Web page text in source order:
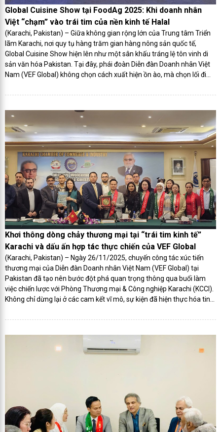
Global Cuisine Show tại FoodAg 2025: Khi doanh nhân
Việt “chạm” vào trái tim của nền kinh tế Halal
(Karachi, Pakistan) – Giữa không gian rộng lớn của Trung tâm Triển
lãm Karachi, nơi quy tụ hàng trăm gian hàng nông sản quốc tế,
Global Cuisine Show hiện lên như một sân khấu tráng lệ tôn vinh di
sản văn hóa Pakistan. Tại đây, phái đoàn Diễn đàn Doanh nhân Việt
Nam (VEF Global) không chọn cách xuất hiện ồn ào, mà chọn lối đi
thị trường Hồi giáo 240 triệu dân.
Khơi thông dòng chảy thương mại tại “trái tim kinh tế”
Karachi và dấu ấn hợp tác thực chiến của VEF Global
(Karachi, Pakistan) – Ngày 26/11/2025, chuyến công tác xúc tiến
thương mại của Diễn đàn Doanh nhân Việt Nam (VEF Global) tại
Pakistan đã tạo nên bước đột phá quan trọng thông qua buổi làm
việc chiến lược với Phòng Thương mại & Công nghiệp Karachi (KCCI).
Không chỉ dừng lại ở các cam kết vĩ mô, sự kiện đã hiện thực hóa tinh
về thương vụ nhập khẩu ngô giữa doanh nghiệp hội viên VEF Global